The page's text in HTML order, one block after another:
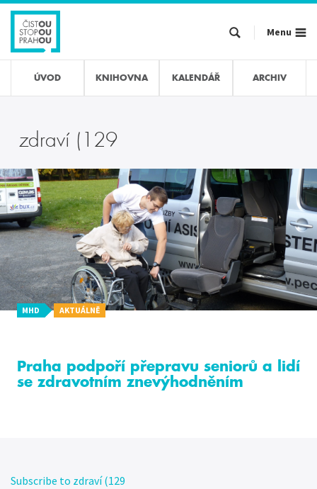
Přejít
hlavnímu
obsahu
Menu
ÚVOD KNIHOVNA KALENDÁŘ ARCHIV
zdraví (129
MHD AKTUÁLNĚ
Praha podpoří přepravu seniorů a lidí
se zdravotním znevýhodněním
Subscribe to zdraví (129